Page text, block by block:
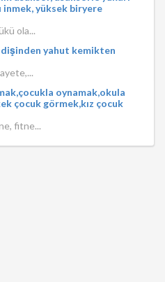
inmek, yüksek biryere
ola...
yahut kemikten
oynamak,okula
çocuk görmek,kız çocuk
fitne...